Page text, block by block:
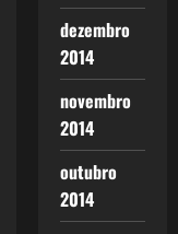
dezembro
2014
novembro
2014
outubro
2014